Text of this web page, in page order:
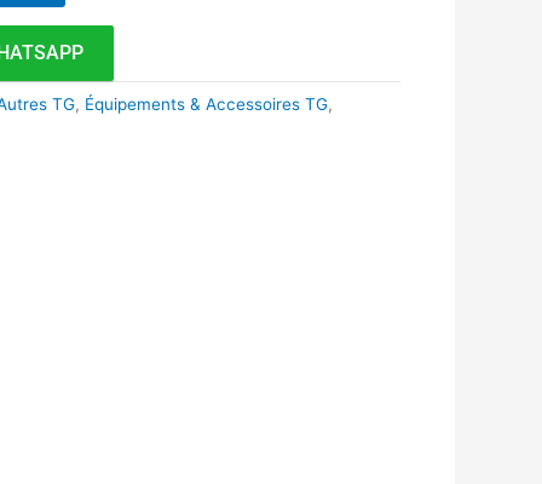
TG, Équipements & Accessoires TG,